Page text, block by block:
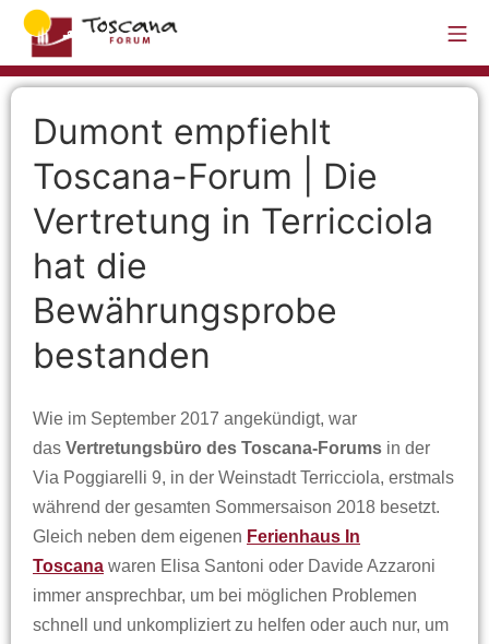
Dumont empfiehlt
Toscana-Forum | Die
Vertretung in Terricciola
hat die
Bewährungsprobe
bestanden
Wie im September 2017 angekündigt, war
das Vertretungsbüro des Toscana-Forums in der
Via Poggiarelli 9, in der Weinstadt Terricciola, erstmals
während der gesamten Sommersaison 2018 besetzt.
Gleich neben dem eigenen Ferienhaus In
Toscana waren Elisa Santoni oder Davide Azzaroni
immer ansprechbar, um bei möglichen Problemen
schnell und unkompliziert zu helfen oder auch nur, um